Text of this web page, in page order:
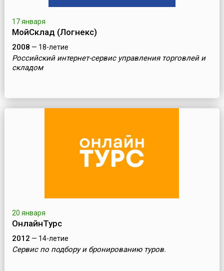
17 января
МойСклад (Логнекс)
2008 — 18-летие
Российский интернет-сервис управления торговлей и
складом
20 января
ОнлайнТурс
2012 — 14-летие
Сервис по подбору и бронированию туров.